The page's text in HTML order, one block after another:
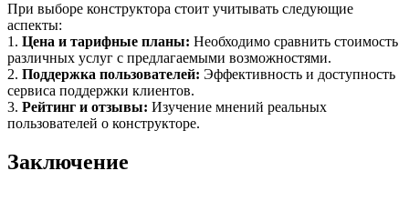
При выборе конструктора стоит учитывать следующие
аспекты:
1. Цена и тарифные планы: Необходимо сравнить стоимость
различных услуг с предлагаемыми возможностями.
2. Поддержка пользователей: Эффективность и доступность
сервиса поддержки клиентов.
3. Рейтинг и отзывы: Изучение мнений реальных
пользователей о конструкторе.
Заключение